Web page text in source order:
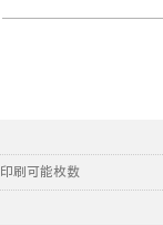
印刷可能枚数